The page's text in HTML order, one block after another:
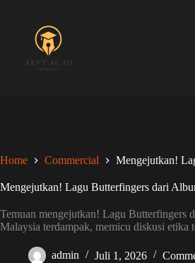
Home Commercial Mengejutkan!
Mengejutkan! Lagu Butterfingers dari
Temuan mengejutkan! Lagu Butterfingers
Malaysia terdampak, memicu diskusi
admin Juli 1, 2026